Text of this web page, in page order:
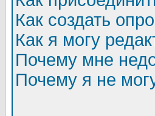
Как создать
Как я могу
Почему мне
Почему я не